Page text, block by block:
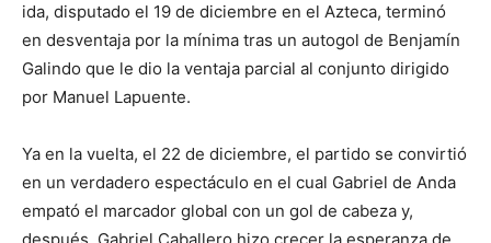
ida, disputado el 19 de diciembre en el Azteca, terminó
en desventaja por la mínima tras un autogol de Benjamín
Galindo que le dio la ventaja parcial al conjunto dirigido
por Manuel Lapuente.
Ya en la vuelta, el 22 de diciembre, el partido se convirtió
en un verdadero espectáculo en el cual Gabriel de Anda
empató el marcador global con un gol de cabeza y,